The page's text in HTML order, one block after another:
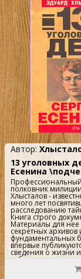
Автор:
13 уголовных
Есенина
полковник
Хлысталов -
много лет
расследованию
Книга строго
Материалы для
секретных архивов
фундаментальных
впервые
сведения о жизни
гибели великого
Сергея Есенина, а
людей - Алексея